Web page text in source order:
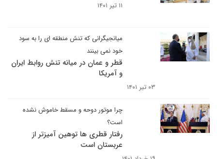
۱۱ تیر ۱۴۰۱
میانجیگرانی که تنش منطقه ای را به سود
خود نمی بینند
قطر و عمان در میانه تنش روابط ایران
و آمریکا
۰۳ تیر ۱۴۰۱
چرا موتور دوحه و مسقط خاموش نشده
است؟
رفتار قطری ها توهین آمیزتر از
عربستان است